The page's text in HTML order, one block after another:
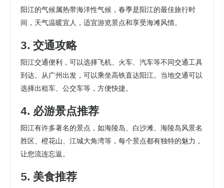
阳江的气候属热带海洋性气候，春季是阳江的最佳旅行时
间，天气温暖宜人，适宜游览景点和享受海滩风情。
3. 交通攻略
阳江交通便利，可以选择飞机、火车、汽车等不同交通工具
到达。从广州出发，可以乘坐高铁直达阳江。当地交通可以
选择出租车、公交车等，方便快捷。
4. 必游景点推荐
阳江有许多著名的景点，如海陵岛、白沙滩、海陵岛风景名
胜区、橙花山、江城大角湾等，每个景点都有独特的魅力，
让您流连忘返。
5. 美食推荐